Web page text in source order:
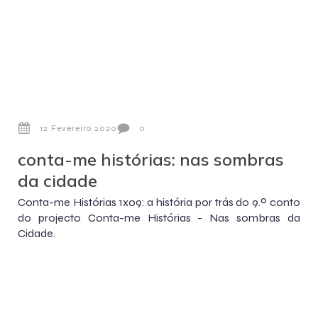
12 Fevereiro 2020 0
conta-me histórias: nas sombras
da cidade
Conta-me Histórias 1x09: a história por trás do 9.º conto
do projecto Conta-me Histórias - Nas sombras da
Cidade.